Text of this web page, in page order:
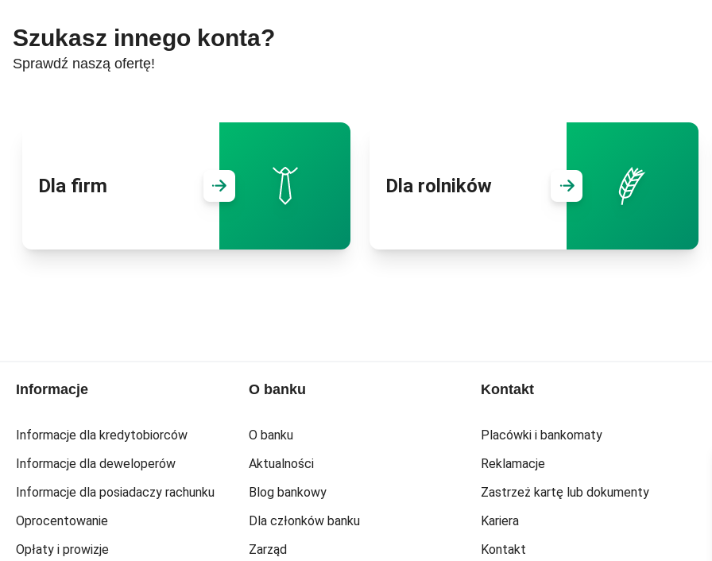
Szukasz innego konta?
Sprawdź naszą ofertę!
Dla firm Przejdź do Dla firmDla rolników Przejdź do
Informacje
Informacje dla kredytobiorców
Informacje dla deweloperów
Informacje dla posiadaczy rachunku
Oprocentowanie
Opłaty i prowizje
O banku
O banku
Aktualności
Blog bankowy
Dla członków banku
Zarząd
Kontakt
Placówki i bankomaty
Reklamacje
Zastrzeż kartę lub dokumenty
Kariera
Kontakt